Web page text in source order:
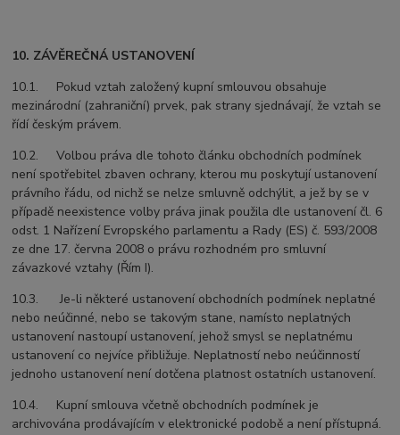
10. ZÁVĚREČNÁ USTANOVENÍ
10.1. Pokud vztah založený kupní smlouvou obsahuje
mezinárodní (zahraniční) prvek, pak strany sjednávají, že vztah se
řídí českým právem.
10.2. Volbou práva dle tohoto článku obchodních podmínek
není spotřebitel zbaven ochrany, kterou mu poskytují ustanovení
právního řádu, od nichž se nelze smluvně odchýlit, a jež by se v
případě neexistence volby práva jinak použila dle ustanovení čl. 6
odst. 1 Nařízení Evropského parlamentu a Rady (ES) č. 593/2008
ze dne 17. června 2008 o právu rozhodném pro smluvní
závazkové vztahy (Řím I).
10.3. Je-li některé ustanovení obchodních podmínek neplatné
nebo neúčinné, nebo se takovým stane, namísto neplatných
ustanovení nastoupí ustanovení, jehož smysl se neplatnému
ustanovení co nejvíce přibližuje. Neplatností nebo neúčinností
jednoho ustanovení není dotčena platnost ostatních ustanovení.
10.4. Kupní smlouva včetně obchodních podmínek je
archivována prodávajícím v elektronické podobě a není přístupná.